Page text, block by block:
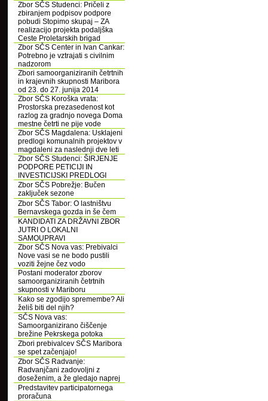
Zbor SČS Studenci: Pričeli z
zbiranjem podpisov podpore
pobudi Stopimo skupaj – ZA
realizacijo projekta podaljška
Ceste Proletarskih brigad
Zbor SČS Center in Ivan Cankar:
Potrebno je vztrajati s civilnim
nadzorom
Zbori samoorganiziranih četrtnih
in krajevnih skupnosti Maribora
od 23. do 27. junija 2014
Zbor SČS Koroška vrata:
Prostorska prezasedenost kot
razlog za gradnjo novega Doma
mestne četrti ne pije vode
Zbor SČS Magdalena: Usklajeni
predlogi komunalnih projektov v
magdaleni za naslednji dve leti
Zbor SČS Studenci: ŠIRJENJE
PODPORE PETICIJI IN
INVESTICIJSKI PREDLOGI
Zbor SČS Pobrežje: Bučen
zaključek sezone
Zbor SČS Tabor: O lastništvu
Bernavskega gozda in še čem
KANDIDATI ZA DRŽAVNI ZBOR
JUTRI O LOKALNI
SAMOUPRAVI
Zbor SČS Nova vas: Prebivalci
Nove vasi se ne bodo pustili
voziti žejne čez vodo
Postani moderator zborov
samoorganiziranih četrtnih
skupnosti v Mariboru
Kako se zgodijo spremembe? Ali
želiš biti del njih?
SČS Nova vas:
Samoorganizirano čiščenje
brežine Pekrskega potoka
Zbori prebivalcev SČS Maribora
se spet začenjajo!
Zbor SČS Radvanje:
Radvanjčani zadovoljni z
doseženim, a že gledajo naprej
Predstavitev participatornega
proračuna